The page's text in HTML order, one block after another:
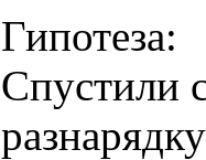
Гипотеза:
Спустили